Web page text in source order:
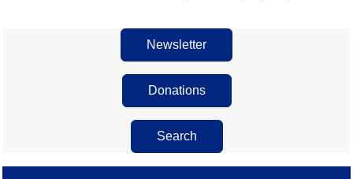
Newsletter
Donations
Search